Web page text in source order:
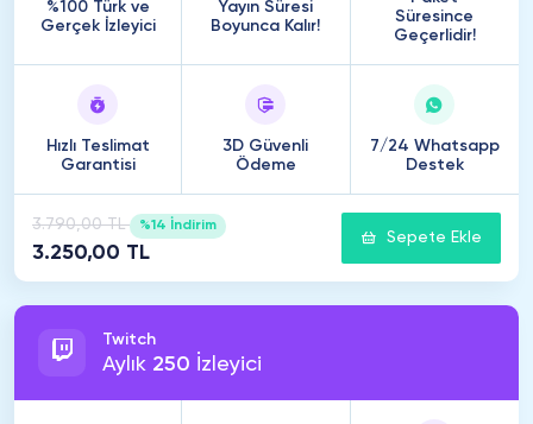
%100 Türk ve
Gerçek İzleyici
Yayın Süresi
Boyunca Kalır!
Süresince
Geçerlidir!
Hızlı Teslimat
Garantisi
3D Güvenli
Ödeme
7/24 Whatsapp
Destek
3.790,00 TL %14 İndirim
3.250,00 TL
Sepete Ekle
Twitch
Aylık 250 İzleyici